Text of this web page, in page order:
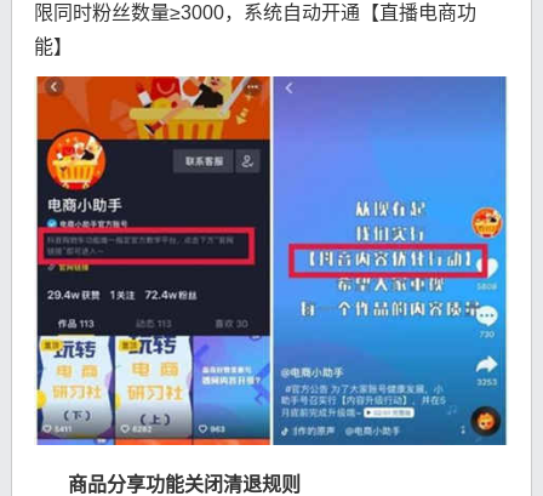
限同时粉丝数量≥3000，系统自动开通【直播电商功
能】
商品分享功能关闭清退规则